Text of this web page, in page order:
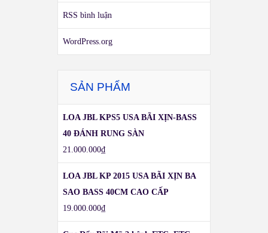
RSS bình luận
WordPress.org
SẢN PHẨM
LOA JBL KPS5 USA BÃI XỊN-BASS
40 ĐÁNH RUNG SÀN
21.000.000₫
LOA JBL KP 2015 USA BÃI XỊN BA
SAO BASS 40CM CAO CẤP
19.000.000₫